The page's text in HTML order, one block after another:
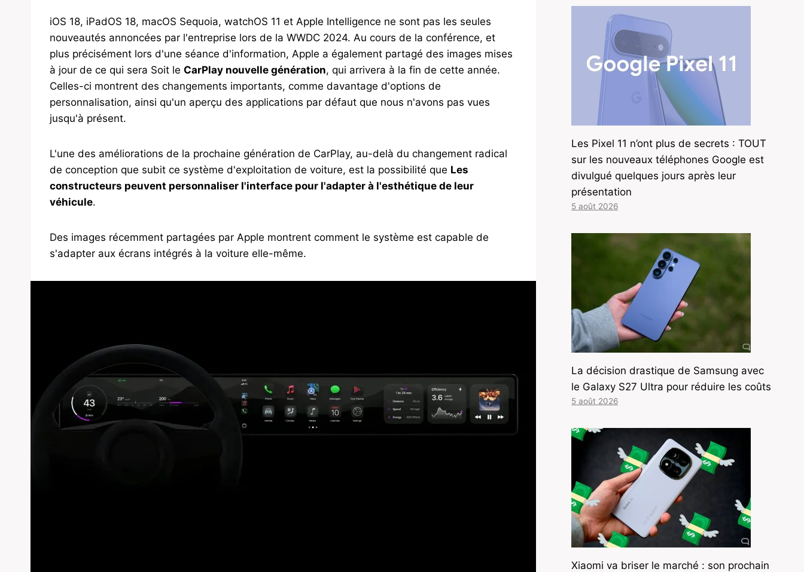
iOS 18, iPadOS 18, macOS Sequoia, watchOS 11 et Apple Intelligence ne sont pas les seules
nouveautés annoncées par l'entreprise lors de la WWDC 2024. Au cours de la conférence, et
plus précisément lors d'une séance d'information, Apple a également partagé des images mises
à jour de ce qui sera Soit le CarPlay nouvelle génération, qui arrivera à la fin de cette année.
Celles-ci montrent des changements importants, comme davantage d'options de
personnalisation, ainsi qu'un aperçu des applications par défaut que nous n'avons pas vues
jusqu'à présent.
L'une des améliorations de la prochaine génération de CarPlay, au-delà du changement radical
de conception que subit ce système d'exploitation de voiture, est la possibilité que Les
constructeurs peuvent personnaliser l'interface pour l'adapter à l'esthétique de leur
véhicule.
Des images récemment partagées par Apple montrent comment le système est capable de
s'adapter aux écrans intégrés à la voiture elle-même.
Les Pixel 11 n’ont plus de secrets : TOUT
sur les nouveaux téléphones Google est
divulgué quelques jours après leur
présentation
5 août 2026
La décision drastique de Samsung avec
le Galaxy S27 Ultra pour réduire les coûts
5 août 2026
Xiaomi va briser le marché : son prochain